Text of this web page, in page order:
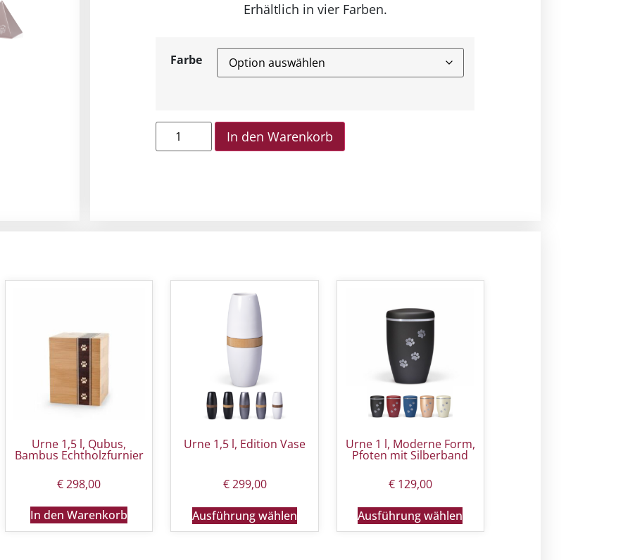
Erhältlich in vier Farben.
Farbe
In den Warenkorb
Urne 1,5 l, Qubus,
Bambus Echtholzfurnier
€298,00
In den Warenkorb
Urne 1,5 l, Edition Vase
€299,00
Ausführung wählen
Urne 1 l, Moderne Form,
Pfoten mit Silberband
€129,00
Ausführung wählen